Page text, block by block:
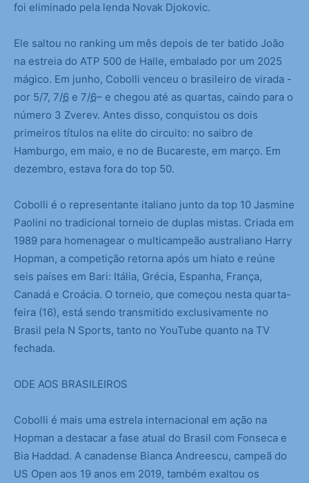
foi eliminado pela lenda Novak Djokovic.
Ele saltou no ranking um mês depois de ter batido João
na estreia do ATP 500 de Halle, embalado por um 2025
mágico. Em junho, Cobolli venceu o brasileiro de virada -
por 5/7, 7/6 e 7/6– e chegou até as quartas, caindo para o
número 3 Zverev. Antes disso, conquistou os dois
primeiros títulos na elite do circuito: no saibro de
Hamburgo, em maio, e no de Bucareste, em março. Em
dezembro, estava fora do top 50.
Cobolli é o representante italiano junto da top 10 Jasmine
Paolini no tradicional torneio de duplas mistas. Criada em
1989 para homenagear o multicampeão australiano Harry
Hopman, a competição retorna após um hiato e reúne
seis países em Bari: Itália, Grécia, Espanha, França,
Canadá e Croácia. O torneio, que começou nesta quarta-
feira (16), está sendo transmitido exclusivamente no
Brasil pela N Sports, tanto no YouTube quanto na TV
fechada.
ODE AOS BRASILEIROS
Cobolli é mais uma estrela internacional em ação na
Hopman a destacar a fase atual do Brasil com Fonseca e
Bia Haddad. A canadense Bianca Andreescu, campeã do
US Open aos 19 anos em 2019, também exaltou os